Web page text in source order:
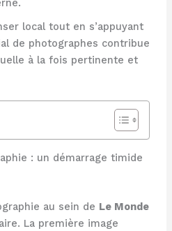
local tout en s’appuyant
de photographes contribue
à la fois pertinente et
: un démarrage timide
au sein de Le Monde
La première image